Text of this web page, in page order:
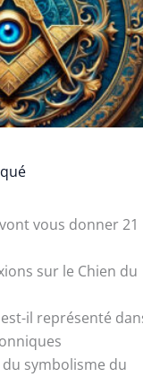
vous donner 21
sur le Chien du
il représenté
du symbolisme du